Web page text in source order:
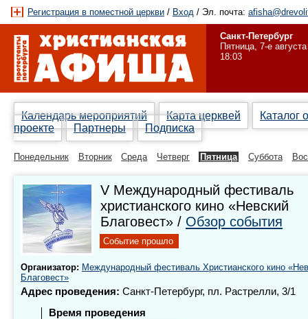
Регистрация в поместной церкви / Вход / Эл. почта:
Санкт-Петербург
Пятница, 7-е августа
18:03
Календарь мероприятий Карта церквей
Каталог
проекте
Партнеры Подписка
Понедельник Вторник Среда Четверг Пятница Суббота
V Международный фестиваль
христианского кино «Невский
Благовест» / Обзор события
Событие прошло
Организатор: Международный фестиваль Христианского кино
Благовест»
Адрес проведения: Санкт-Петербург, пл. Растрелли, 3/1
Время проведения